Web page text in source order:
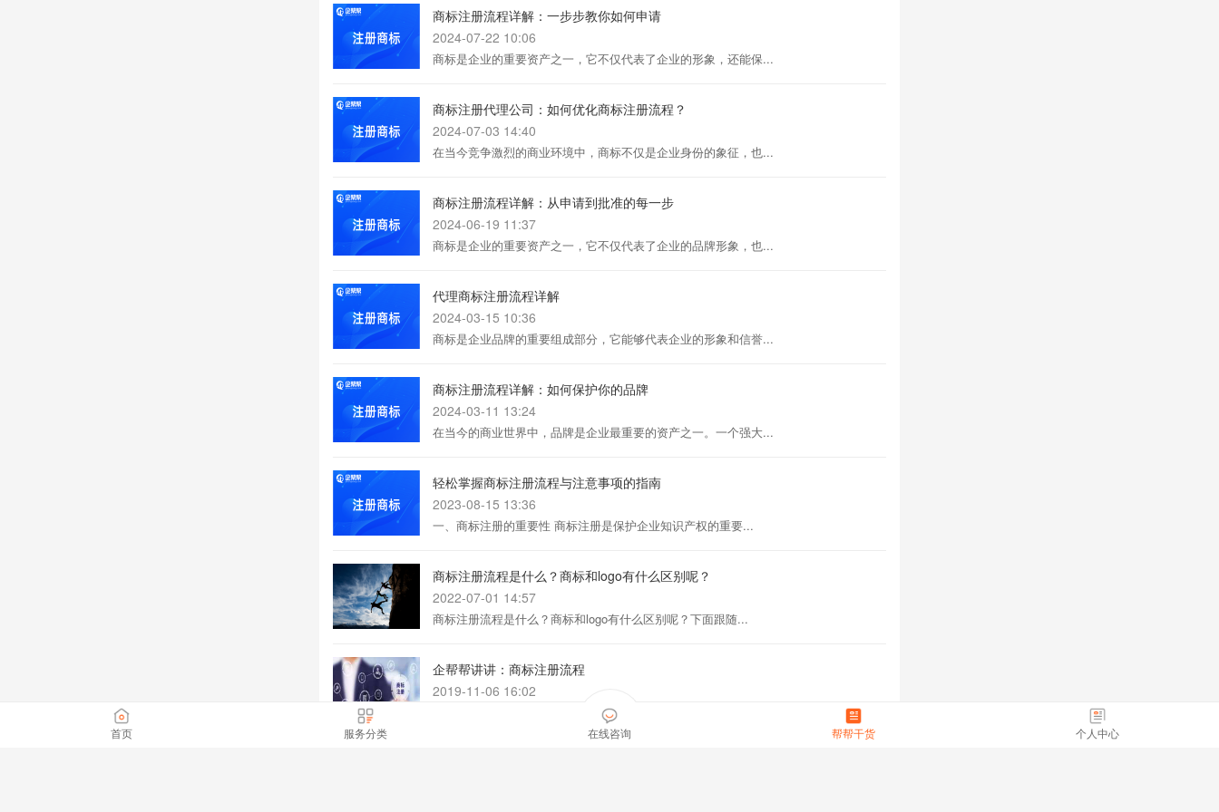
商标注册流程详解：一步步教你如何申请
2024-07-22 10:06
商标是企业的重要资产之一，它不仅代表了企业的形象，还能保...
商标注册代理公司：如何优化商标注册流程？
2024-07-03 14:40
在当今竞争激烈的商业环境中，商标不仅是企业身份的象征，也...
商标注册流程详解：从申请到批准的每一步
2024-06-19 11:37
商标是企业的重要资产之一，它不仅代表了企业的品牌形象，也...
代理商标注册流程详解
2024-03-15 10:36
商标是企业品牌的重要组成部分，它能够代表企业的形象和信誉...
商标注册流程详解：如何保护你的品牌
2024-03-11 13:24
在当今的商业世界中，品牌是企业最重要的资产之一。一个强大...
轻松掌握商标注册流程与注意事项的指南
2023-08-15 13:36
一、商标注册的重要性 商标注册是保护企业知识产权的重要...
商标注册流程是什么？商标和logo有什么区别呢？
2022-07-01 14:57
商标注册流程是什么？商标和logo有什么区别呢？下面跟随...
企帮帮讲讲：商标注册流程
2019-11-06 16:02
最近有老板想要申请商标，但是又不知道如何进行的。那么今天...
首页 服务分类 在线咨询 帮帮干货 个人中心